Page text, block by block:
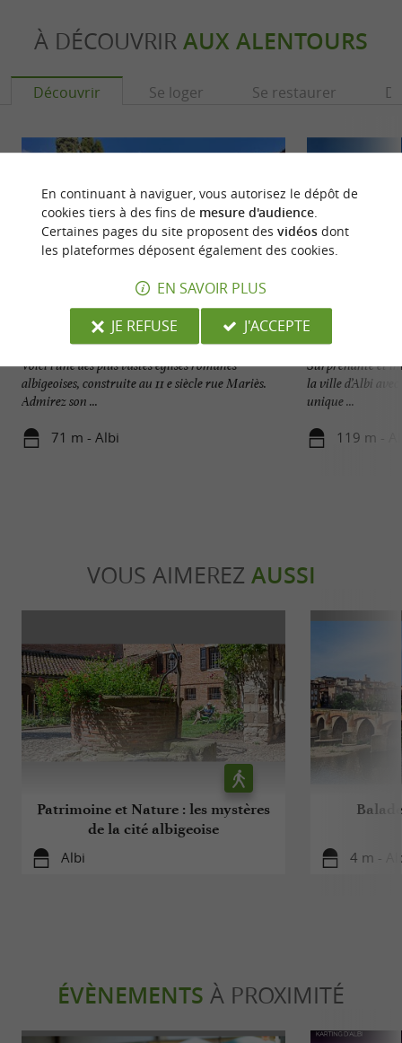
À DÉCOUVRIR AUX ALENTOURS
Découvrir Se loger Se restaurer
Collégiale Saint-Salvi
Voici l’une des plus vastes églises romanes
albigeoises, construite au 11 e siècle rue Mariès.
Admirez son ...
71 m - Albi
Cathédrale
Surprenante et
la ville d’Albi
unique ...
119 m -
VOUS AIMEREZ AUSSI
Patrimoine et Nature : les mystères
de la cité albigeoise
Albi 4 m -
ÉVÈNEMENTS À PROXIMITÉ
En continuant à naviguer, vous autorisez le dépôt de
cookies tiers à des fins de mesure d'audience.
Certaines pages du site proposent des vidéosdont
les plateformes déposent également des cookies.
EN SAVOIR PLUS
JE REFUSE
J'ACCEPTE